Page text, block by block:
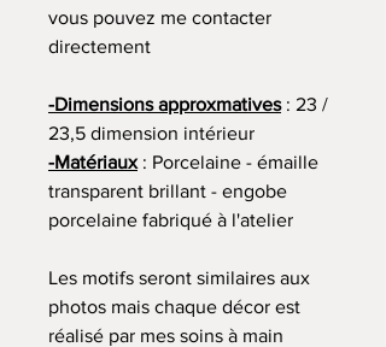
vous pouvez me contacter
directement
-Dimensions approxmatives: 23 /
23,5 dimension intérieur
-Matériaux: Porcelaine - émaille
transparent brillant - engobe
porcelaine fabriqué à l'atelier
Les motifs seront similaires aux
photos mais chaque décor est
réalisé par mes soins à main